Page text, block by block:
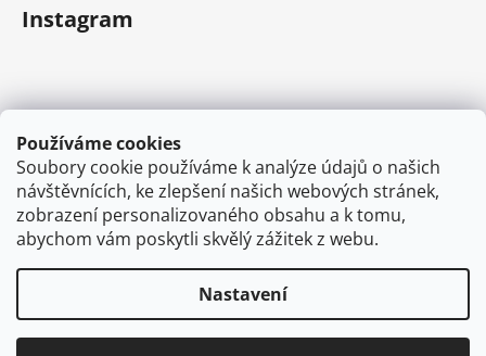
Používáme cookies
Soubory cookie používáme k analýze údajů o našich
návštěvnících, ke zlepšení našich webových stránek,
zobrazení personalizovaného obsahu a k tomu,
abychom vám poskytli skvělý zážitek z webu.
Nastavení
Instagram
Sledovat na Instagramu